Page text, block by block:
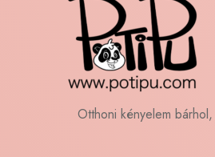
Otthoni kényelem